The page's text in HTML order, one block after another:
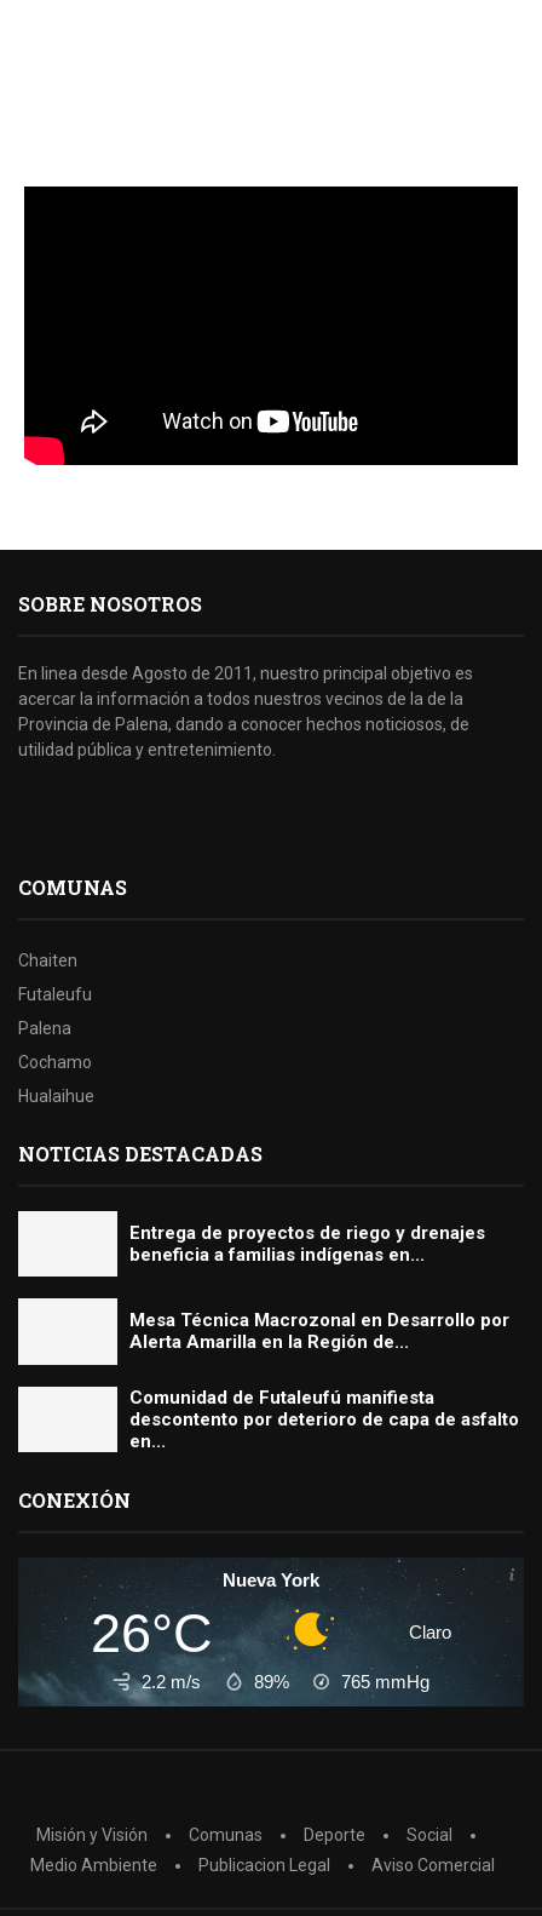
SOBRE NOSOTROS
En linea desde Agosto de 2011, nuestro principal objetivo es
acercar la información a todos nuestros vecinos de la de la
Provincia de Palena, dando a conocer hechos noticiosos, de
utilidad pública y entretenimiento.
COMUNAS
Chaiten
Futaleufu
Palena
Cochamo
Hualaihue
NOTICIAS DESTACADAS
Entrega de proyectos de riego y drenajes
beneficia a familias indígenas en...
Mesa Técnica Macrozonal en Desarrollo por
Alerta Amarilla en la Región de...
Comunidad de Futaleufú manifiesta
descontento por deterioro de capa de asfalto
en...
CONEXIÓN
Nueva York
26°C Claro
2.2 m/s 89% 765 mmHg
Misión y Visión Comunas Deporte
Social
Medio Ambiente
Publicacion Legal Aviso Comercial